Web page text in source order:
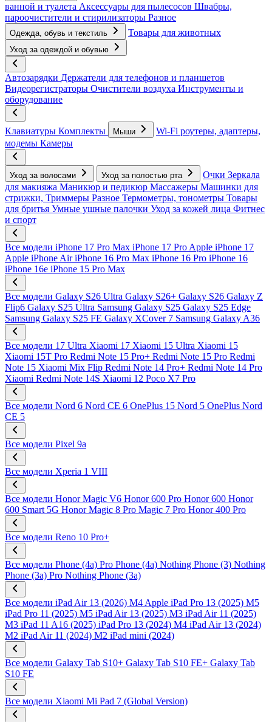
ванной и туалета Аксессуары для пылесосов Швабры,
пароочистители и стирилизаторы Разное
Одежда, обувь и текстиль Товары для животных
Уход за одеждой и обувью
Автозарядки Держатели для телефонов и планшетов
Видеорегистраторы Очистители воздуха Инструменты и
оборудование
Клавиатуры Комплекты Мыши
Wi-Fi роутеры, адаптеры,
модемы Камеры
Уход за волосами Уход за полостью рта Очки Зеркала
для макияжа Маникюр и педикюр Массажеры Машинки для
стрижки, Триммеры Разное Термометры, тонометры Товары
для бритья Умные ушные палочки Уход за кожей лица Фитнес
и спорт
Все модели iPhone 17 Pro Max iPhone 17 Pro Apple iPhone 17
Apple iPhone Air iPhone 16 Pro Max iPhone 16 Pro iPhone 16
iPhone 16e iPhone 15 Pro Max
Все модели Galaxy S26 Ultra Galaxy S26+ Galaxy S26 Galaxy Z
Flip6 Galaxy S25 Ultra Samsung Galaxy S25 Galaxy S25 Edge
Samsung Galaxy S25 FE Galaxy XCover 7 Samsung Galaxy A36
Все модели 17 Ultra Xiaomi 17 Xiaomi 15 Ultra Xiaomi 15
Xiaomi 15T Pro Redmi Note 15 Pro+ Redmi Note 15 Pro Redmi
Note 15 Xiaomi Mix Flip Redmi Note 14 Pro+ Redmi Note 14 Pro
Xiaomi Redmi Note 14S Xiaomi 12 Poco X7 Pro
Все модели Nord 6 Nord CE 6 OnePlus 15 Nord 5 OnePlus Nord
CE 5
Все модели Pixel 9a
Все модели Xperia 1 VIII
Все модели Honor Magic V6 Honor 600 Pro Honor 600 Honor
600 Smart 5G Honor Magic 8 Pro Magic 7 Pro Honor 400 Pro
Все модели Reno 10 Pro+
Все модели Phone (4a) Pro Phone (4a) Nothing Phone (3) Nothing
Phone (3a) Pro Nothing Phone (3a)
Все модели iPad Air 13 (2026) M4 Apple iPad Pro 13 (2025) M5
iPad Pro 11 (2025) M5 iPad Air 13 (2025) M3 iPad Air 11 (2025)
M3 iPad 11 A16 (2025) iPad Pro 13 (2024) M4 iPad Air 13 (2024)
M2 iPad Air 11 (2024) M2 iPad mini (2024)
Все модели Galaxy Tab S10+ Galaxy Tab S10 FE+ Galaxy Tab
S10 FE
Все модели Xiaomi Mi Pad 7 (Global Version)